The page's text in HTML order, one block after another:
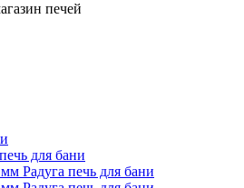
печей
для бани
Радуга печь для бани